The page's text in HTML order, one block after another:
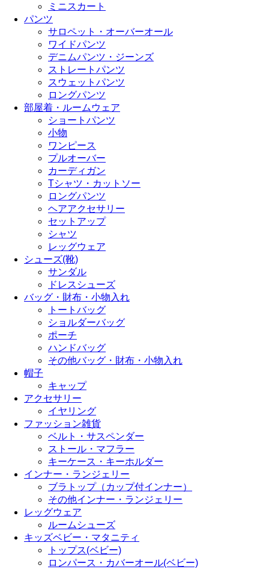
ミニスカート
パンツ
サロペット・オーバーオール
ワイドパンツ
デニムパンツ・ジーンズ
ストレートパンツ
スウェットパンツ
ロングパンツ
部屋着・ルームウェア
ショートパンツ
小物
ワンピース
プルオーバー
カーディガン
Tシャツ・カットソー
ロングパンツ
ヘアアクセサリー
セットアップ
シャツ
レッグウェア
シューズ(靴)
サンダル
ドレスシューズ
バッグ・財布・小物入れ
トートバッグ
ショルダーバッグ
ポーチ
ハンドバッグ
その他バッグ・財布・小物入れ
帽子
キャップ
アクセサリー
イヤリング
ファッション雑貨
ベルト・サスペンダー
ストール・マフラー
キーケース・キーホルダー
インナー・ランジェリー
ブラトップ（カップ付インナー）
その他インナー・ランジェリー
レッグウェア
ルームシューズ
キッズベビー・マタニティ
トップス(ベビー)
ロンパース・カバーオール(ベビー)